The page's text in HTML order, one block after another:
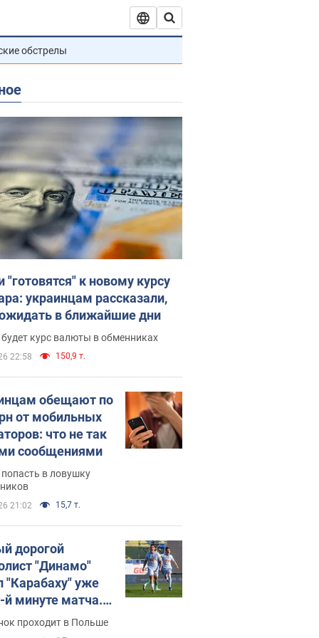
обстрелы
"готовятся" к новому курсу
украинцам рассказали,
в ближайшие дни
курс валюты в обменниках
22:58 150,9 т.
обещают по
от мобильных
что не так
сообщениями
попасть в ловушку
21:02 15,7 т.
дорогой
"Динамо"
"Карабаху" уже
й минуте матча.
проходит в Польше